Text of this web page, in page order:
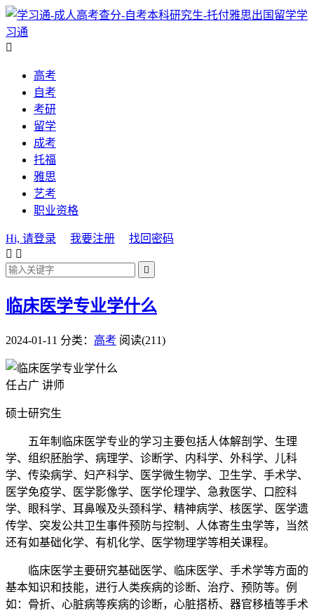
学
习通

高考
自考
考研
留学
成考
托福
雅思
艺考
职业资格
Hi, 请登录 我要注册
找回密码
 

临床医学专业学什么
2024-01-11 分类： 高考 阅读(211)
任占广 讲师
硕士研究生
五年制临床医学专业的学习主要包括人体解剖学、生理
学、组织胚胎学、病理学、诊断学、内科学、外科学、儿科
学、传染病学、妇产科学、医学微生物学、卫生学、手术学、
医学免疫学、医学影像学、医学伦理学、急救医学、口腔科
学、眼科学、耳鼻喉及头颈科学、精神病学、核医学、医学遗
传学、突发公共卫生事件预防与控制、人体寄生虫学等，当然
还有如基础化学、有机化学、医学物理学等相关课程。
临床医学主要研究基础医学、临床医学、手术学等方面的
基本知识和技能，进行人类疾病的诊断、治疗、预防等。例
如：骨折、心脏病等疾病的诊断，心脏搭桥、器官移植等手术